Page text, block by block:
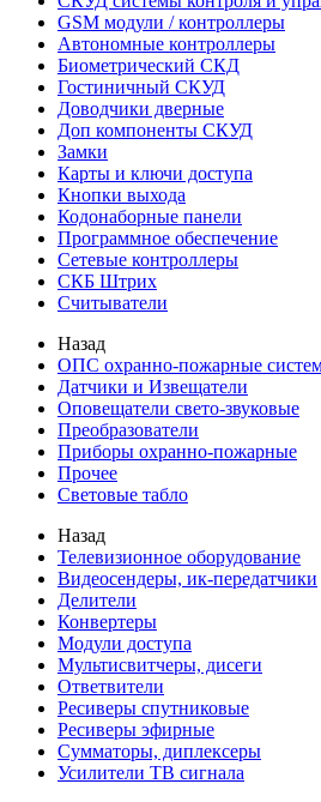
GSM модули / контроллеры
Автономные контроллеры
Биометрический СКД
Гостиничный СКУД
Доводчики дверные
Доп компоненты СКУД
Замки
Карты и ключи доступа
Кнопки выхода
Кодонаборные панели
Программное обеспечение
Сетевые контроллеры
СКБ Штрих
Считыватели
Назад
ОПС охранно-пожарные
Датчики и Извещатели
Оповещатели свето-звуковые
Преобразователи
Приборы охранно-пожарные
Прочее
Световые табло
Назад
Телевизионное оборудование
Видеосендеры, ик-передатчики
Делители
Конвертеры
Модули доступа
Мультисвитчеры, дисеги
Ответвители
Ресиверы спутниковые
Ресиверы эфирные
Сумматоры, диплексеры
Усилители ТВ сигнала